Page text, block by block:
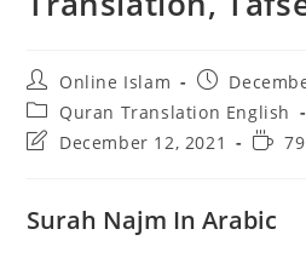
Post
author:
Online Islam
Post
published:
Post
category:
Quran Translation English
PostDecember 12, 2021
Surah Najm In Arabic